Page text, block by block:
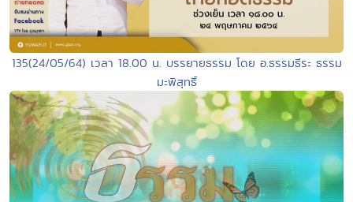
135(24/05/64) เวลา 18.00 น. บรรยายธรรม โดย อ.ธรรมธีระ ธรรม
มะพิสุทธิ์